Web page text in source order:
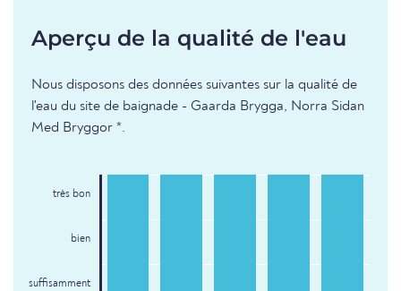
Aperçu de la qualité de l'eau
Nous disposons des données suivantes sur la qualité de
l'eau du site de baignade - Gaarda Brygga, Norra Sidan
Med Bryggor *.
très bon
bien
suffisamment